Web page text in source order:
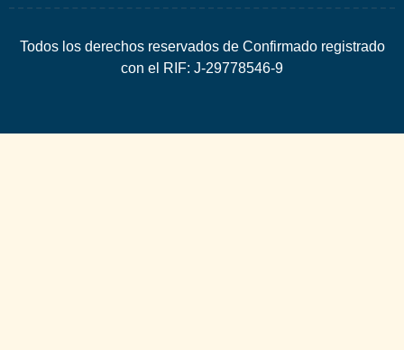
Todos los derechos reservados de Confirmado registrado
con el RIF: J-29778546-9